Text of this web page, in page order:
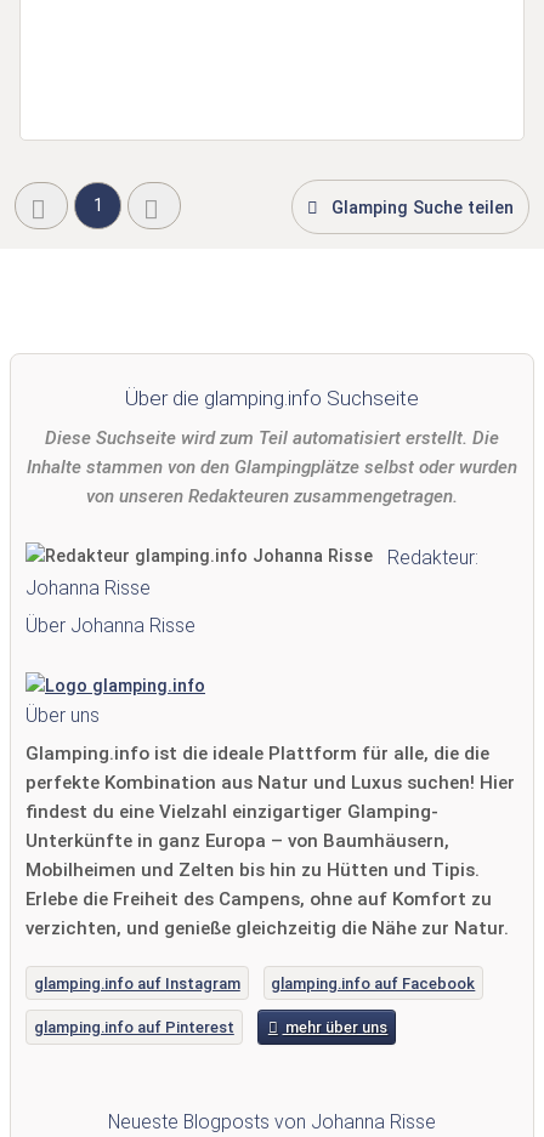
1 Glamping Suche teilen
Über die glamping.info Suchseite
Diese Suchseite wird zum Teil automatisiert erstellt. Die
Inhalte stammen von den Glampingplätze selbst oder wurden
von unseren Redakteuren zusammengetragen.
Redakteur:
Johanna Risse
Über Johanna Risse
Über uns
Glamping.info ist die ideale Plattform für alle, die die
perfekte Kombination aus Natur und Luxus suchen! Hier
findest du eine Vielzahl einzigartiger Glamping-
Unterkünfte in ganz Europa – von Baumhäusern,
Mobilheimen und Zelten bis hin zu Hütten und Tipis.
Erlebe die Freiheit des Campens, ohne auf Komfort zu
verzichten, und genieße gleichzeitig die Nähe zur Natur.
glamping.info auf Instagram glamping.info auf Facebook
glamping.info auf Pinterest mehr über uns
Neueste Blogposts von Johanna Risse